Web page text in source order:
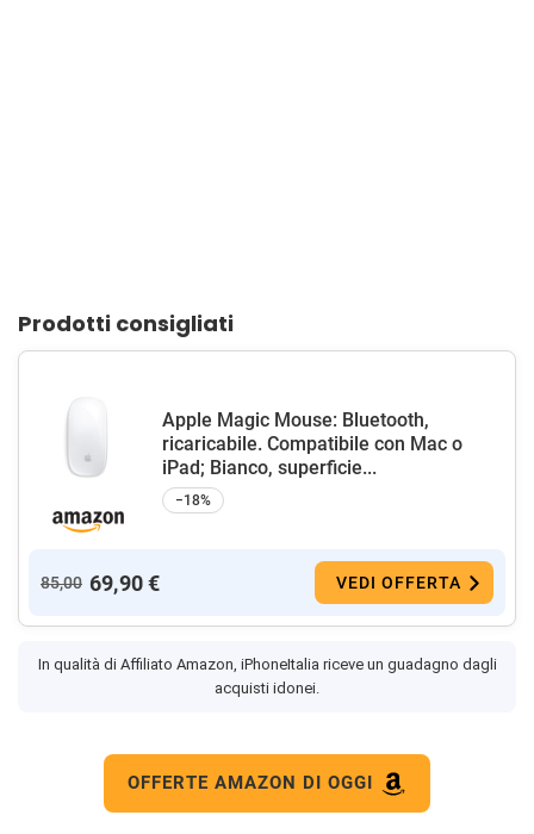
Prodotti consigliati
Apple Magic Mouse: Bluetooth,
ricaricabile. Compatibile con Mac o
iPad; Bianco, superficie...
−18%
85,00 69,90 € VEDI OFFERTA
In qualità di Affiliato Amazon, iPhoneItalia riceve un guadagno dagli
acquisti idonei.
OFFERTE AMAZON DI OGGI